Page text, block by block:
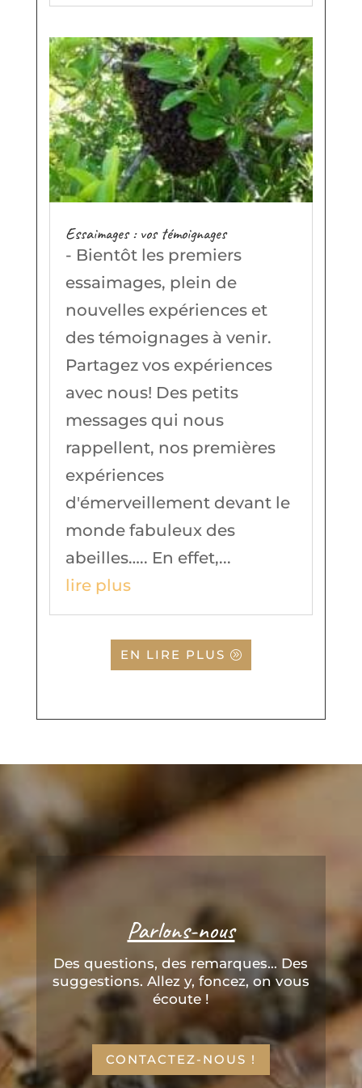
Essaimages : vos témoignages
- Bientôt les premiers
essaimages, plein de
nouvelles expériences et
des témoignages à venir.
Partagez vos expériences
avec nous! Des petits
messages qui nous
rappellent, nos premières
expériences
d'émerveillement devant le
monde fabuleux des
abeilles….. En effet,...
lire plus
EN LIRE PLUS
Parlons-nous
Des questions, des remarques... Des
suggestions. Allez y, foncez, on vous
écoute !
CONTACTEZ-NOUS !